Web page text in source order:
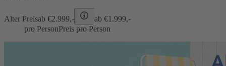
Alter Preisab €2.999,- ab €1.999,-
pro PersonPreis pro Person